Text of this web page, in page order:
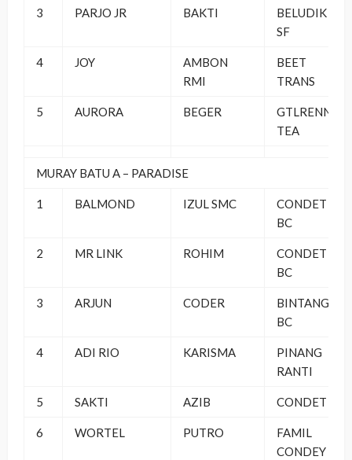
3 PARJO JR BAKTI
BELUDIK
SF
4 JOY
AMBON
RMI
BEET
TRANS
5 AURORA BEGER
GTLRENN
TEA
MURAY BATU A – PARADISE
1 BALMOND IZUL SMC
CONDET
BC
2 MR LINK ROHIM
CONDET
BC
3 ARJUN CODER
BINTANG
BC
4 ADI RIO KARISMA
PINANG
RANTI
5 SAKTI AZIB CONDET
6 WORTEL PUTRO
FAMIL
CONDEY